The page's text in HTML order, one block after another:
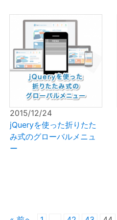
2015/12/24
jQueryを使った折りたた
み式のグローバルメニュ
ー